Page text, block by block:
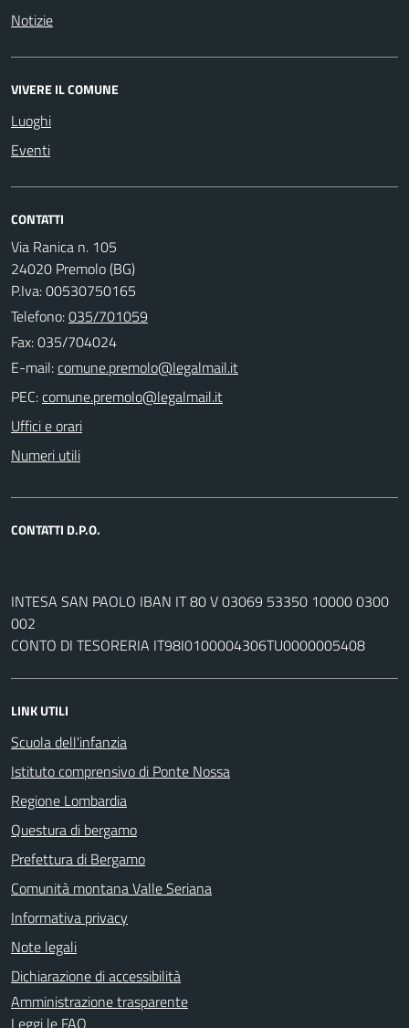
Notizie
VIVERE IL COMUNE
Luoghi
Eventi
CONTATTI
Via Ranica n. 105
24020 Premolo (BG)
P.Iva: 00530750165
Telefono:035/701059
Fax: 035/704024
E-mail:
PEC:
Uffici e orari
Numeri utili
CONTATTI D.P.O.
INTESA SAN PAOLO IBAN IT 80 V 03069 53350 10000 0300
002
CONTO DI TESORERIA IT98I0100004306TU0000005408
LINK UTILI
Scuola dell'infanzia
Istituto comprensivo di Ponte Nossa
Regione Lombardia
Questura di bergamo
Prefettura di Bergamo
Comunità montana Valle Seriana
Informativa privacy
Note legali
Dichiarazione di accessibilità
Amministrazione trasparente
Leggi le FAQ